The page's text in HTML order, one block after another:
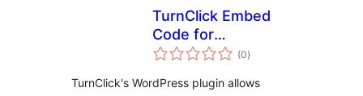
TurnClick Embed
Code for
WordPress
(0कुल
दर)
TurnClick's WordPress plugin allows